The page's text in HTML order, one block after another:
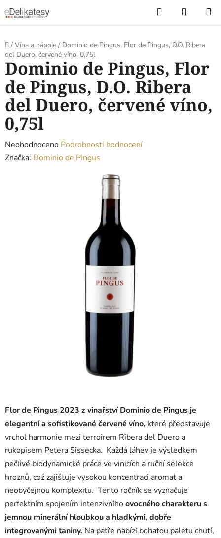
na
obsah
Hledat
KOŠÍK
Domů
/ Vína a nápoje / Dominio de Pingus, Flor de Pingus, D.O. Ribera
del Duero, červené víno, 0,75l
Flor de Pingus 2023 z vinařstvíDominio de Pingus je
elegantní a sofistikované červené víno, které představuje
vrchol harmonie mezi terroirem Ribera del Duero a
rukopisem Petera Sissecka. Každá láhev je výsledkem
pečlivé biodynamické práce ve vinicích a ruční selekce
hroznů, což zajišťuje vysokou koncentraci aromat a
neobyčejnou komplexitu. Tento ročník se vyznačuje
perfektním spojením intenzivníhoovocného charakteru s
jemnou minerální hloubkou a hladkými, dobře
integrovanými taniny. Na patře nabízí bohatou paletu chutí,
Dominio de Pingus, Flor
de Pingus, D.O. Ribera
del Duero, červené víno,
0,75l
Průměrné
hodnocení
Neohodnoceno Podrobnosti hodnocení
Značka: Dominio de Pingus